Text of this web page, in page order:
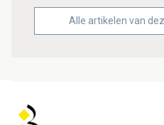
Alle artikelen van